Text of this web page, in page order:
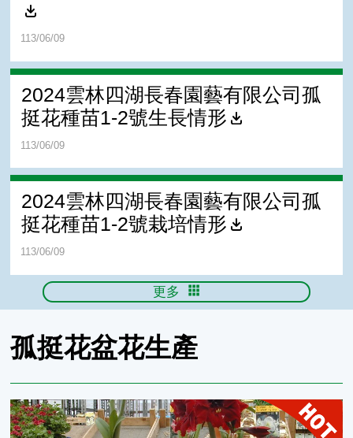
113/06/09
2024雲林四湖長春園藝有限公司孤
挺花種苗1-2號生長情形
113/06/09
2024雲林四湖長春園藝有限公司孤
挺花種苗1-2號栽培情形
113/06/09
更多
孤挺花盆花生產
孤挺花盆花生產